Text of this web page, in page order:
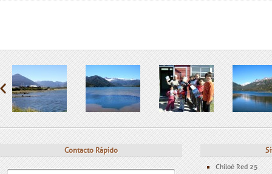
Contacto Rápido
Chiloé Red 25